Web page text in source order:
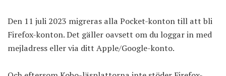
Den 11 juli 2023 migreras alla Pocket-konton till att bli
Firefox-konton. Det gäller oavsett om du loggar in med
mejladress eller via ditt Apple/Google-konto.